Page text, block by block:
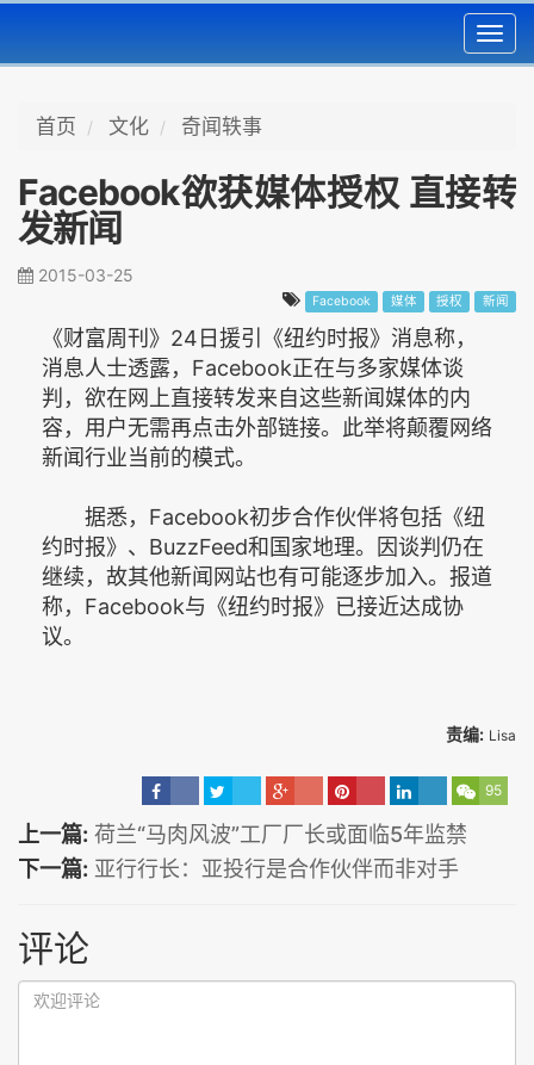
首页 文化 奇闻轶事
Facebook欲获媒体授权 直接转
发新闻
2015-03-25
Facebook 媒体 授权 新闻
《财富周刊》24日援引《纽约时报》消息称，
消息人士透露，Facebook正在与多家媒体谈
判，欲在网上直接转发来自这些新闻媒体的内
容，用户无需再点击外部链接。此举将颠覆网络
新闻行业当前的模式。
据悉，Facebook初步合作伙伴将包括《纽
约时报》、BuzzFeed和国家地理。因谈判仍在
继续，故其他新闻网站也有可能逐步加入。报道
称，Facebook与《纽约时报》已接近达成协
议。
责编: Lisa
95
上一篇: 荷兰“马肉风波”工厂厂长或面临5年监禁
下一篇: 亚行行长：亚投行是合作伙伴而非对手
评论